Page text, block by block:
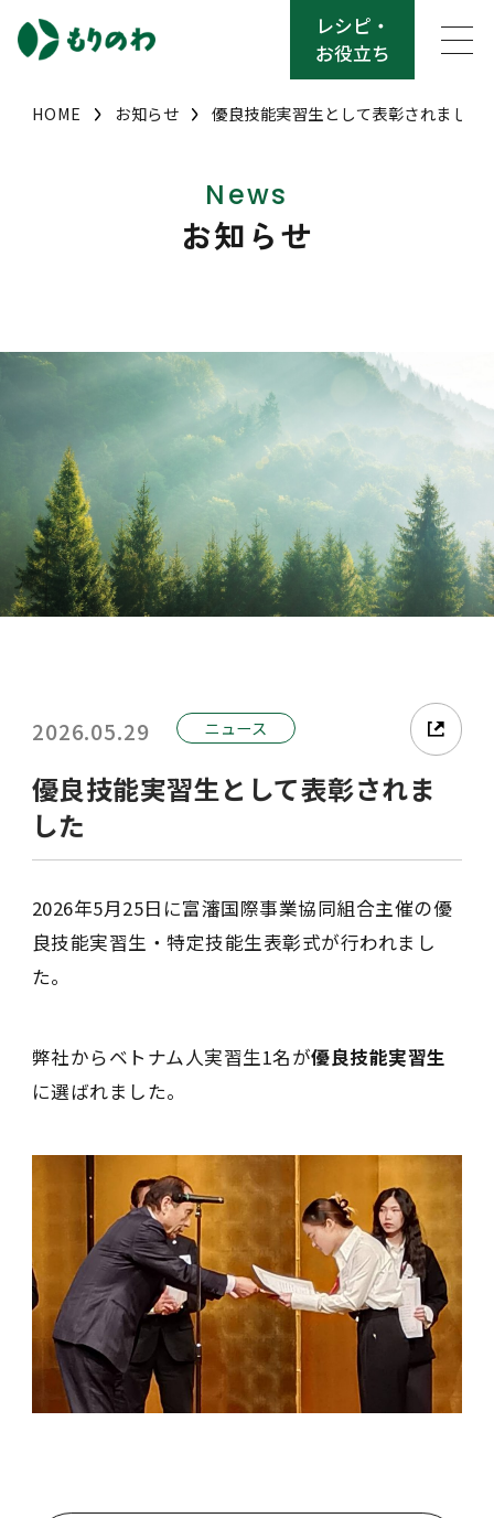
レシピ・
お役立ち
HOME お知らせ 優良技能実習生として表彰されました
News
お知らせ
2026.05.29 ニュース
優良技能実習生として表彰されま
した
2026年5月25日に富瀋国際事業協同組合主催の優
良技能実習生・特定技能生表彰式が行われまし
た。
弊社からベトナム人実習生1名が優良技能実習生
に選ばれました。